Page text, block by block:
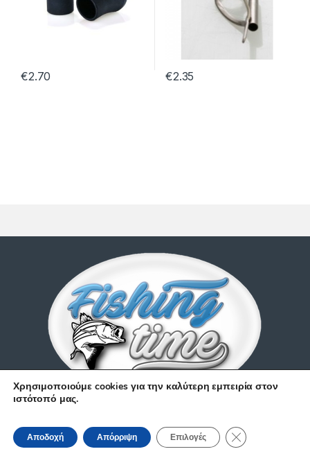
€2.70 €2.35
210 9514 529
Χρησιμοποιούμε cookies για την καλύτερη εμπειρία στον
ιστότοπό μας.
Αποδοχή Απόρριψη Επιλογές Κλείσιμο του